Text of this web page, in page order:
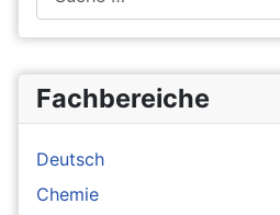
Fachbereiche
Deutsch
Chemie